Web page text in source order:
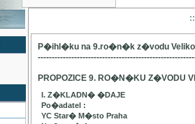
P�ihl�ku na 9.ro�n�k z�vodu
PROPOZICE 9. RO�N�KU Z�VODU
I. Z�KLADN� �DAJE
Po�adatel :
YC Star� M�sto Praha